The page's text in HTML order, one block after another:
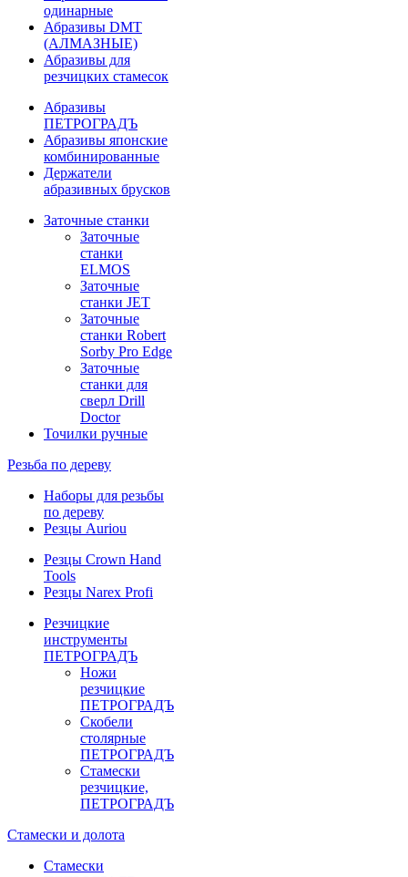
одинарные
Абразивы DMT
(АЛМАЗНЫЕ)
Абразивы для
резчицких стамесок
Абразивы
ПЕТРОГРАДЪ
Абразивы японские
комбинированные
Держатели
абразивных брусков
Заточные станки
Заточные
станки
ELMOS
Заточные
станки JET
Заточные
станки Robert
Sorby Pro Edge
Заточные
станки для
сверл Drill
Doctor
Точилки ручные
Резьба по дереву
Наборы для резьбы
по дереву
Резцы Auriou
Резцы Crown Hand
Tools
Резцы Narex Profi
Резчицкие
инструменты
ПЕТРОГРАДЪ
Ножи
резчицкие
ПЕТРОГРАДЪ
Скобели
столярные
ПЕТРОГРАДЪ
Стамески
резчицкие,
ПЕТРОГРАДЪ
Стамески и долота
Стамески